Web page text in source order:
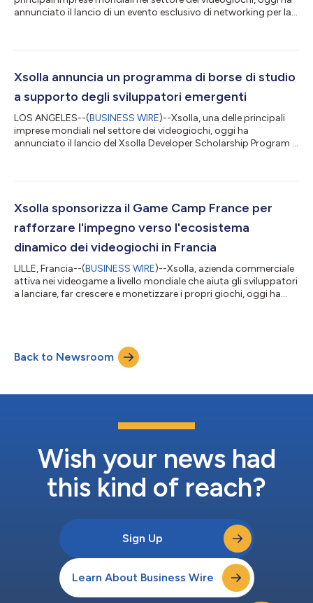
annunciato il lancio di un evento esclusivo di networking per la
Develop:Brighton 2026. Ideato come luogo d'incontro di
professionisti del settore, l'evento offrirà una serata dedicata a
Xsolla annuncia un programma di borse di studio
a supporto degli sviluppatori emergenti
LOS ANGELES--(BUSINESS WIRE)--Xsolla, una delle principali
imprese mondiali nel settore dei videogiochi, oggi ha
annunciato il lancio del Xsolla Developer Scholarship Program -
far fronte a barriere finanziarie per partecipare al Gamescom
più grande al mondo, riunisce sviluppatori, editori, investitori e
leader del...
Xsolla sponsorizza il Game Camp France per
rafforzare l'impegno verso l'ecosistema
dinamico dei videogiochi in Francia
LILLE, Francia--(BUSINESS WIRE)--Xsolla, azienda commerciale
attiva nei videogame a livello mondiale che aiuta gli sviluppatori
a lanciare, far crescere e monetizzare i propri giochi, oggi ha
fatturato di circa 5,8 miliardi di euro registrato nel 2025. Più che
un mercato centralizzato, si tratta di un mosaico di s...
Back to Newsroom
Wish your news had
this kind of reach?
Sign Up
Learn About Business Wire